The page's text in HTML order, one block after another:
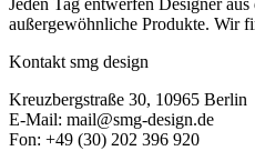
Jeden Tag entwerfen Designer
außergewöhnliche Produkte. Wir
Kontakt smg design
Kreuzbergstraße 30, 10965 Berlin
E-Mail: mail@smg-design.de
Fon: +49 (30) 202 396 920